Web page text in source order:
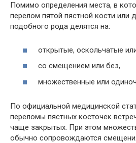
Помимо определения места, в
перелом пятой пястной кости или
подобного рода делятся на:
открытые, оскольчатые
со смещением или без,
множественные или
По официальной медицинской
переломы пястных косточек
чаще закрытых. При этом
обычно сопровождаются